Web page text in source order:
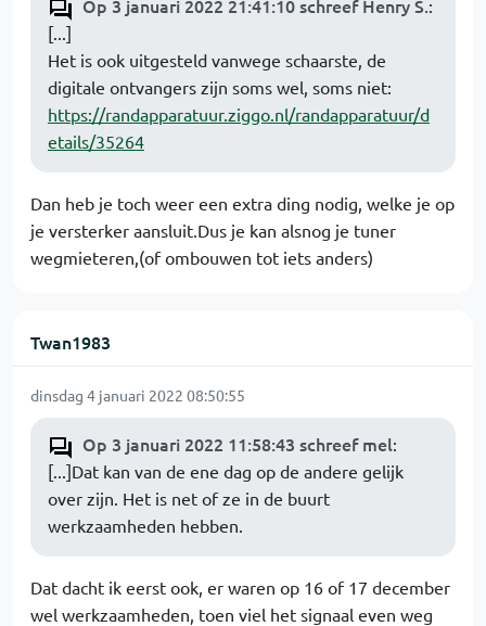
Op 3 januari 2022 21:41:10 schreef Henry S.:
[...]
Het is ook uitgesteld vanwege schaarste, de
digitale ontvangers zijn soms wel, soms niet:
https://randapparatuur.ziggo.nl/randapparatuur/d
etails/35264
Dan heb je toch weer een extra ding nodig, welke je op
je versterker aansluit.Dus je kan alsnog je tuner
wegmieteren,(of ombouwen tot iets anders)
Twan1983
dinsdag 4 januari 2022 08:50:55
Op 3 januari 2022 11:58:43 schreef mel:
[...]Dat kan van de ene dag op de andere gelijk
over zijn. Het is net of ze in de buurt
werkzaamheden hebben.
Dat dacht ik eerst ook, er waren op 16 of 17 december
wel werkzaamheden, toen viel het signaal even weg